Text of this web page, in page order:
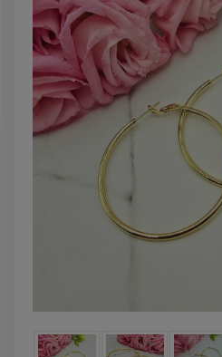
DO KOSZYKA